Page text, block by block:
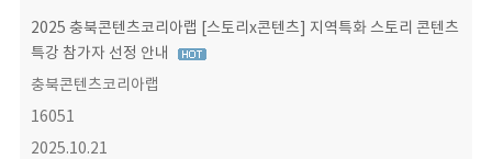
2025 충북콘텐츠코리아랩 [스토리x콘텐츠] 지역특화 스토리 콘텐츠
특강 참가자 선정 안내
충북콘텐츠코리아랩
16051
2025.10.21